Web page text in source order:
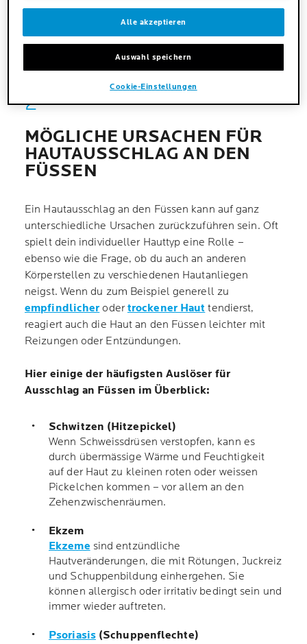
Reibung durch die Schuhe oder die Kleidung
erzeugt, die dann zusätzlich auf Feuchtigkeit trifft.
MÖGLICHE URSACHEN FÜR
HAUTAUSSCHLAG AN DEN
FÜSSEN
Ein Hautausschlag an den Füssen kann auf ganz
unterschiedliche Ursachen zurückzuführen sein. Oft
spielt dein individueller Hauttyp eine Rolle –
ebenso wie die Frage, ob du auch an anderen
Körperstellen zu verschiedenen Hautanliegen
neigst. Wenn du zum Beispiel generell zu
empfindlicher odertrockener Haut tendierst,
reagiert auch die Haut an den Füssen leichter mit
Reizungen oder Entzündungen.
Hier einige der häufigsten Auslöser für
Ausschlag an Füssen im Überblick:
Schwitzen (Hitzepickel)
Wenn Schweissdrüsen verstopfen, kann es
durch übermässige Wärme und Feuchtigkeit
auf der Haut zu kleinen roten oder weissen
Pickelchen kommen – vor allem an den
Zehenzwischenräumen.
Ekzem
Ekzeme sind entzündliche
Hautveränderungen, die mit Rötungen, Juckreiz
und Schuppenbildung einhergehen. Sie
können allergisch oder irritativ bedingt sein und
immer wieder auftreten.
Psoriasis(Schuppenflechte)
Alle akzeptieren
Auswahl speichern
Cookie-Einstellungen